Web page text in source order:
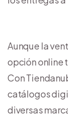
Aunque la
opción online
Con
catálogos
diversas